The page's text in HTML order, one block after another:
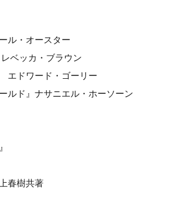
ル・オースター
レベッカ・ブラウン
エドワード・ゴーリー
ルド』ナサニエル・ホーソーン
春樹共著